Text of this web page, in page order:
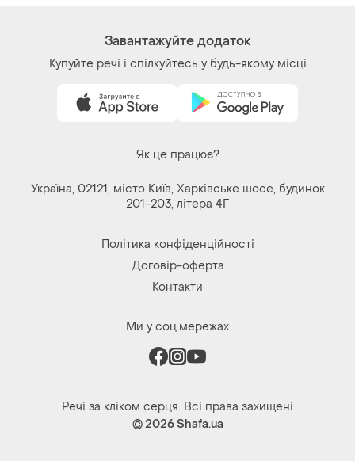
Завантажуйте додаток
Купуйте речі і спілкуйтесь у будь-якому місці
Як це працює?
Україна, 02121, місто Київ, Харківське шосе, будинок
201-203, літера 4Г
Політика конфіденційності
Договір-оферта
Контакти
Ми у соц.мережах
Речі за кліком серця. Всі права захищені
© 2026Shafa.ua